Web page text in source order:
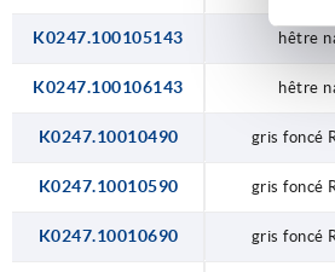
K0247.100105143 hêtre
K0247.100106143 hêtre
K0247.10010490 gris foncé
K0247.10010590 gris foncé
K0247.10010690 gris foncé